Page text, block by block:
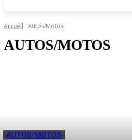
Accueil Autos/Motos
AUTOS/MOTOS
AUTOS/MOTOS